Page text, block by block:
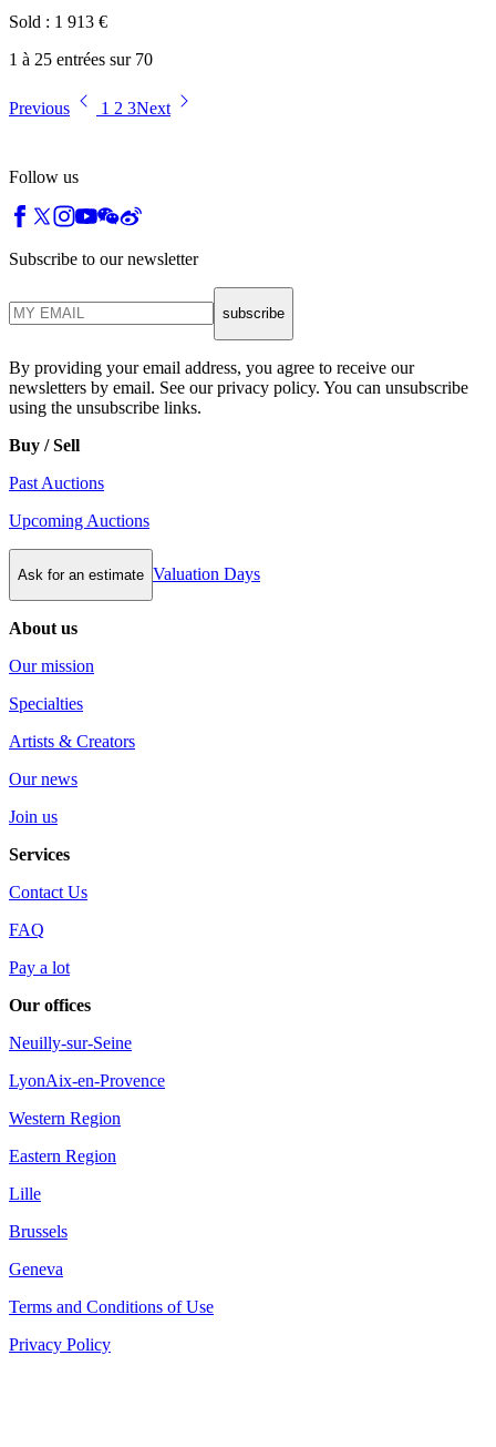
Sold : 1 913 €
1 à 25 entrées sur 70
Previous 1 2 3Next
Follow us
Subscribe to our newsletter
subscribe
By providing your email address, you agree to receive our
newsletters by email. See our privacy policy. You can unsubscribe
using the unsubscribe links.
Buy / Sell
Past Auctions
Upcoming Auctions
Ask for an estimate Valuation Days
About us
Our mission
Specialties
Artists & Creators
Our news
Join us
Services
Contact Us
FAQ
Pay a lot
Our offices
Neuilly-sur-Seine
LyonAix-en-Provence
Western Region
Eastern Region
Lille
Brussels
Geneva
Terms and Conditions of Use
Privacy Policy